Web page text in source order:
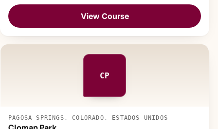
View Course
CP
PAGOSA SPRINGS, COLORADO, ESTADOS UNIDOS